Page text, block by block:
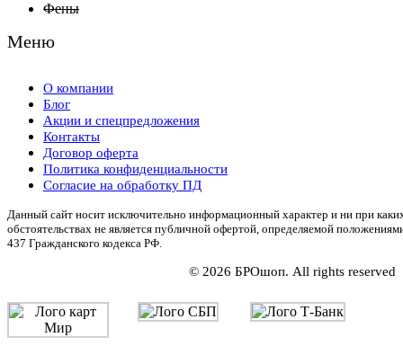
Фены
Меню
О компании
Блог
Акции и спецпредложения
Контакты
Договор оферта
Политика конфиденциальности
Согласие на обработку ПД
Данный сайт носит исключительно информационный характер и ни при
обстоятельствах не является публичной офертой, определяемой
437 Гражданского кодекса РФ.
© 2026 БРОшоп. All rights reserved